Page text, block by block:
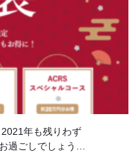
年も残りわず
過ごしでしょう